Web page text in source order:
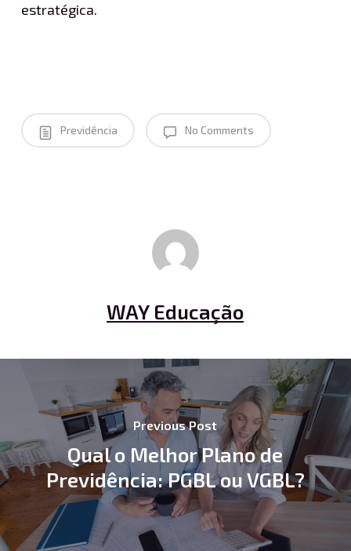
estratégica.
Previdência No Comments
WAY Educação
Previous Post
Qual o Melhor Plano de
Previdência: PGBL ou VGBL?